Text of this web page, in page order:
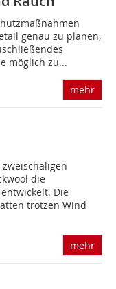
genau zu planen,
möglich zu...
mehr
die
Die
trotzen Wind
mehr